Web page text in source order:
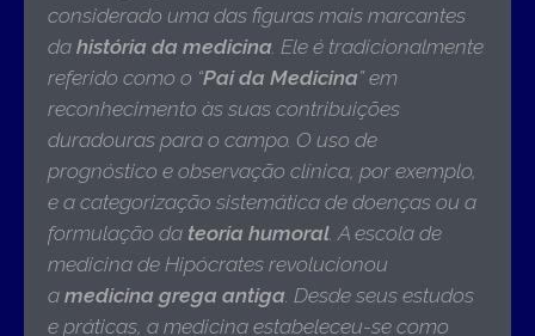
considerado uma das figuras mais marcantes
da história da medicina. Ele é tradicionalmente
referido como o “Pai da Medicina” em
reconhecimento às suas contribuições
duradouras para o campo. O uso de
prognóstico e observação clínica, por exemplo,
e a categorização sistemática de doenças ou a
formulação da teoria humoral. A escola de
medicina de Hipócrates revolucionou
a medicina grega antiga. Desde seus estudos
e práticas, a medicina estabeleceu-se como